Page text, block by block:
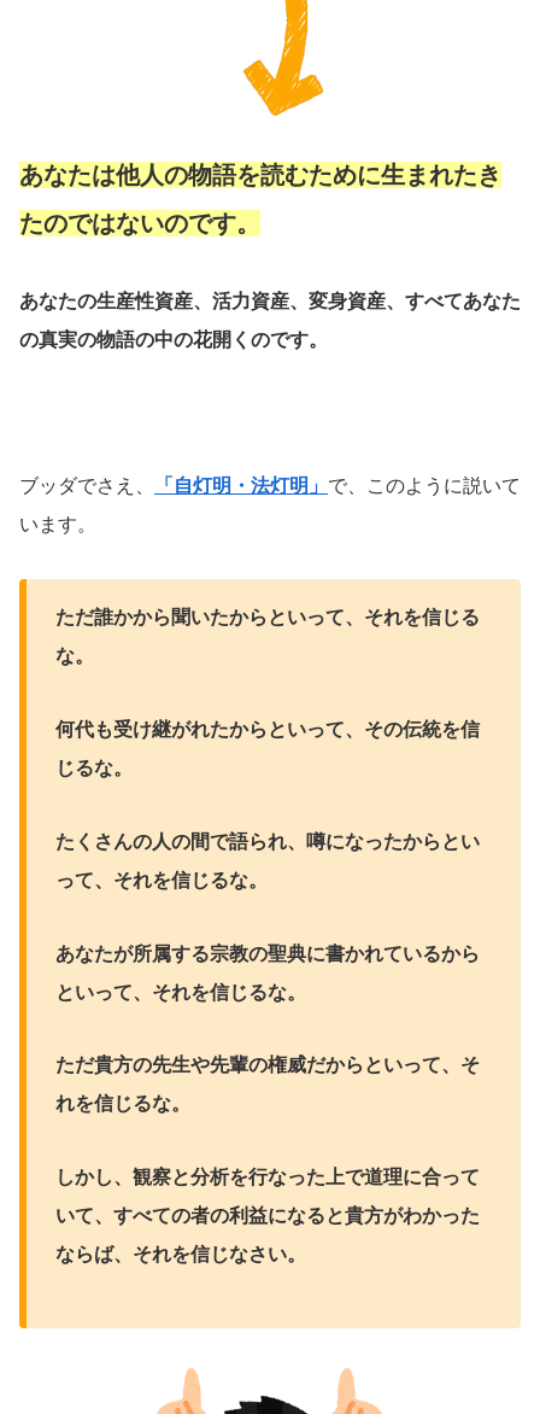
あなたは他人の物語を読むために生まれたき
たのではないのです。
あなたの生産性資産、活力資産、変身資産、すべてあなた
の真実の物語の中の花開くのです。
ブッダでさえ、 「自灯明・法灯明」 で、このように説いて
います。
ただ誰かから聞いたからといって、それを信じる
な。
何代も受け継がれたからといって、その伝統を信
じるな。
たくさんの人の間で語られ、噂になったからとい
って、それを信じるな。
あなたが所属する宗教の聖典に書かれているから
といって、それを信じるな。
ただ貴方の先生や先輩の権威だからといって、そ
れを信じるな。
しかし、観察と分析を行なった上で道理に合って
いて、すべての者の利益になると貴方がわかった
ならば、それを信じなさい。